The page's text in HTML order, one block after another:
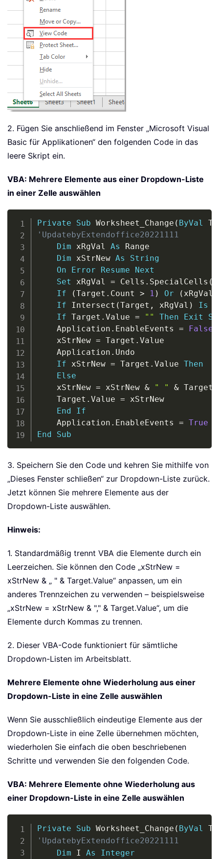
2. Fügen Sie anschließend im Fenster „Microsoft Visual
Basic für Applikationen“ den folgenden Code in das
leere Skript ein.
VBA: Mehrere Elemente aus einer Dropdown-Liste
in einer Zelle auswählen
Private Sub Worksheet_Change ( ByVal
'UpdatebyExtendoffice20221111
Dim xRgVal As Range
Dim xStrNew As
String
On
Error Resume
Next
Set xRgVal = Cells . SpecialCells (
If
(Target . Count > 1 ) Or ( xRgVal
If Intersect (Target , xRgVal ) Is
If Target . Value = "" Then Exit
    Application
. EnableEvents =
False
    xStrNew
= Target . Value
    Application
. Undo
If xStrNew = Target . Value Then
Else
    xStrNew
= xStrNew & " " & Target
    Target
. Value = xStrNew
End
If
    Application
. EnableEvents = True
End
Sub
Copy
3. Speichern Sie den Code und kehren Sie mithilfe von
„Dieses Fenster schließen“ zur Dropdown-Liste zurück.
Jetzt können Sie mehrere Elemente aus der
Dropdown-Liste auswählen.
Hinweis:
1. Standardmäßig trennt VBA die Elemente durch ein
Leerzeichen. Sie können den Code „xStrNew =
xStrNew & „ " & Target.Value“ anpassen, um ein
anderes Trennzeichen zu verwenden – beispielsweise
„xStrNew = xStrNew & "," & Target.Value“, um die
Elemente durch Kommas zu trennen.
2. Dieser VBA-Code funktioniert für sämtliche
Dropdown-Listen im Arbeitsblatt.
Mehrere Elemente ohne Wiederholung aus einer
Dropdown-Liste in eine Zelle auswählen
Wenn Sie ausschließlich eindeutige Elemente aus der
Dropdown-Liste in eine Zelle übernehmen möchten,
wiederholen Sie einfach die oben beschriebenen
Schritte und verwenden Sie den folgenden Code.
VBA: Mehrere Elemente ohne Wiederholung aus
einer Dropdown-Liste in eine Zelle auswählen
Private Sub Worksheet_Change ( ByVal
'UpdatebyExtendoffice20221111
Dim I As Integer
Copy